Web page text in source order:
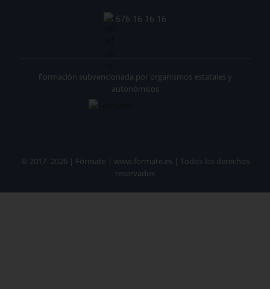
676 16 16 16
© 2017- 2026 | Fórmate | www.formate.es | Todos los derechos
reservados
Formación subvencionada por organismos estatales y
autonómicos